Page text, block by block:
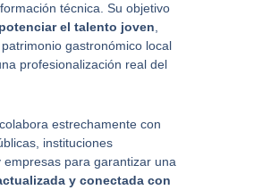
técnica. Su objetivo
potenciar el talento joven
gastronómico local
profesionalización real del
estrechamente con
instituciones
empresas para garantizar una
y conectada con